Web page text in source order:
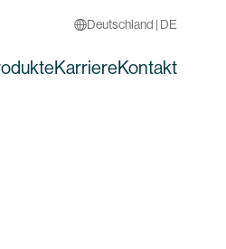
Deutschland | DE
KarriereKontakt